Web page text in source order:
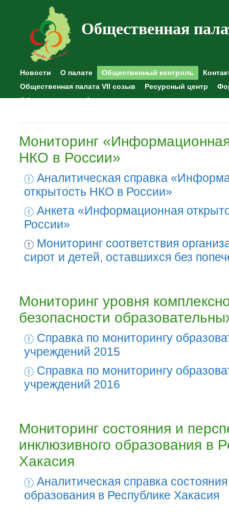
Общественная
Новости О палате Общественный контроль
Общественная палата VII созыв
Ресурсный центр
Общественные наблюдения
Мониторинг
НКО в России»
Аналитическая справка
открытость НКО в России»
Анкета «Информационная
России»
Мониторинг соответствия
сирот и детей, оставшихся без
Мониторинг уровня
безопасности
Справка по мониторингу
учреждений 2015
Справка по мониторингу
учреждений 2016
Мониторинг состояния и
инклюзивного образования в
Хакасия
Аналитическая справка
образования в Республике Хакасия